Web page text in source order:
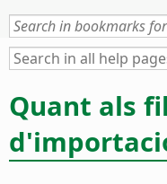
Quant als